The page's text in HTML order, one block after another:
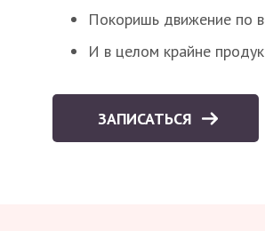
Покоришь движение по
И в целом крайне
ЗАПИСАТЬСЯ